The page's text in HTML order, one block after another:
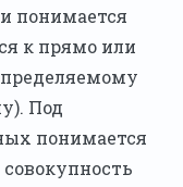
понимается
к прямо или
Под
понимается